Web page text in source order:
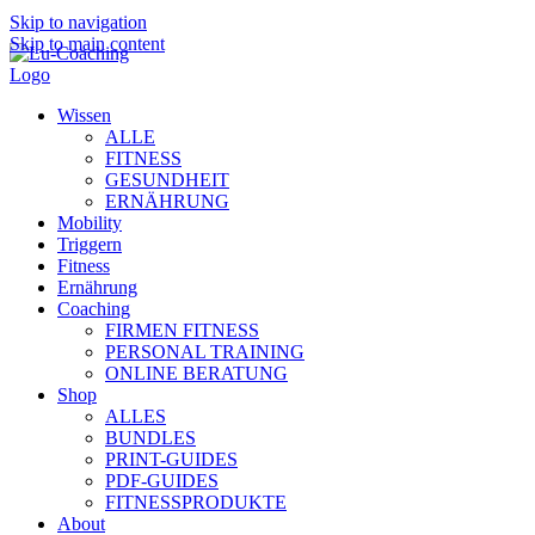
Skip to navigation
Skip to main content
Wissen
ALLE
FITNESS
GESUNDHEIT
ERNÄHRUNG
Mobility
Triggern
Fitness
Ernährung
Coaching
FIRMEN FITNESS
PERSONAL TRAINING
ONLINE BERATUNG
Shop
ALLES
BUNDLES
PRINT-GUIDES
PDF-GUIDES
FITNESSPRODUKTE
About